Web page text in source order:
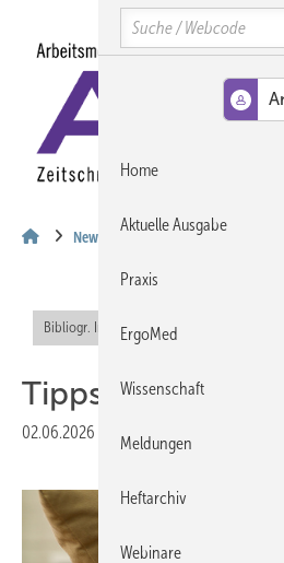
News
Bibliogr. Info (RIS)
Tipps gegen
02.06.2026 Druckvorschau
Search
Home
Aktuelle Ausgabe
Praxis
ErgoMed
Wissenschaft
Meldungen
Heftarchiv
Webinare